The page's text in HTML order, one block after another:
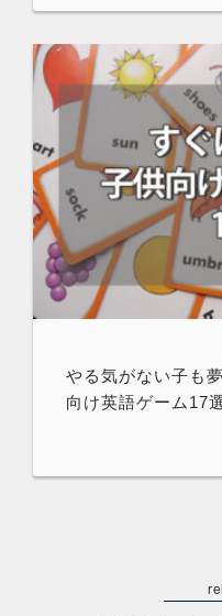
やる気がない子も
向け英語ゲーム17